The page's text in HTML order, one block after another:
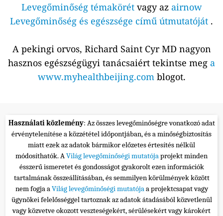
Levegőminőség témakörétvagy az airnow
Levegőminőség és egészsége című útmutatóját .
A pekingi orvos, Richard Saint Cyr MD nagyon
hasznos egészségügyi tanácsaiért tekintse meg a
www.myhealthbeijing.comblogot.
Használati közlemény: Az összes levegőminőségre vonatkozó adat
érvénytelenítése a közzététel időpontjában, és a minőségbiztosítás
miatt ezek az adatok bármikor előzetes értesítés nélkül
módosíthatók. AVilág levegőminőségi mutatójaprojekt minden
ésszerű ismeretet és gondosságot gyakorolt ezen információk
tartalmának összeállításában, és semmilyen körülmények között
nem fogja aVilág levegőminőségi mutatójaa projektcsapat vagy
ügynökei felelősséggel tartoznak az adatok átadásából közvetlenül
vagy közvetve okozott veszteségekért, sérülésekért vagy károkért